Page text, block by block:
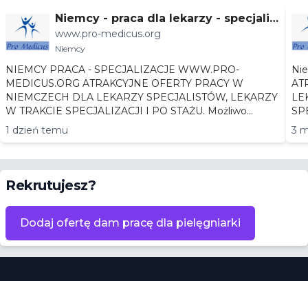
Niemcy - praca dla lekarzy - specjaliz
acje
www.pro-medicus.org
Niemcy
NIEMCY PRACA - SPECJALIZACJE WWW.PRO-
MEDICUS.ORG ATRAKCYJNE OFERTY PRACY W
NIEMCZECH DLA LEKARZY SPECJALISTÓW, LEKARZY
W TRAKCIE SPECJALIZACJI I PO STAŻU. Możliwo...
1 dzień temu
3
Rekrutujesz?
Dodaj ofertę dam pracę dla pielęgniarki